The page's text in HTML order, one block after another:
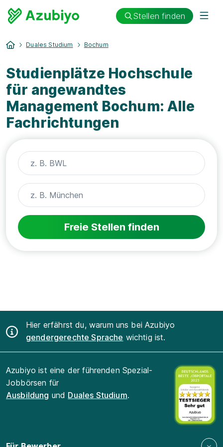
Stellen finden
Duales Studium Bochum
Studienplätze Hochschule
für angewandtes
Management Bochum: Alle
Fachrichtungen
Freie Stellen finden
Hier erfährst du, warum uns bei Azubiyo
gendergerechte Sprache wichtig ist.
Azubiyo ist eine der führenden Spezial-
Jobbörsen für
Ausbildung und Duales Studium.